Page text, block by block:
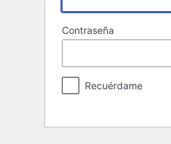
Contraseña
Recuérdame